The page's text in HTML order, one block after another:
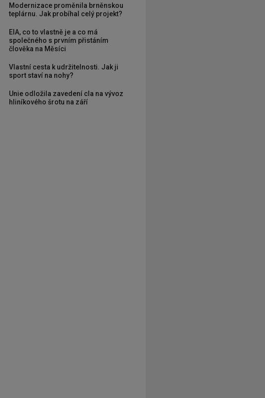
Modernizace proměnila brněnskou
teplárnu. Jak probíhal celý projekt?
EIA, co to vlastně je a co má
společného s prvním přistáním
člověka na Měsíci
Vlastní cesta k udržitelnosti. Jak ji
sport staví na nohy?
Unie odložila zavedení cla na vývoz
hliníkového šrotu na září
ty